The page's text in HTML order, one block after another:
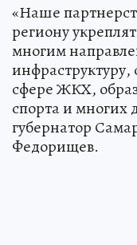
«Наше
региону
многим
инфраструктуру,
сфере ЖКХ,
спорта и многих
губернатор
Федорищев.